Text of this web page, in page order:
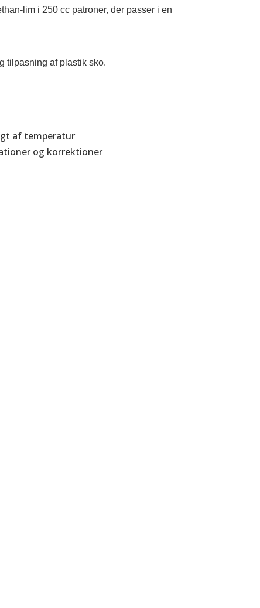
lim i 250 cc patroner, der passer i en
tilpasning af plastik sko.
af temperatur
og korrektioner